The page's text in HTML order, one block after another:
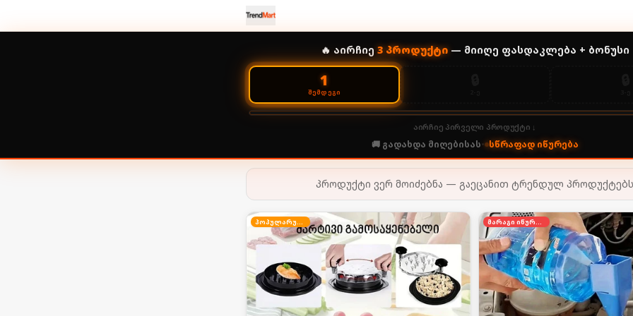
🔥 აირჩიე 3პროდუქტი— მიიღე ფასდაკლება + ბონუსი
1
ᲨᲔᲛᲓᲔᲒᲘ
აირჩიე პირველი პროდუქტი ↓
🚚 გადახდა მიღებისას• სწრაფად იწურება
პროდუქტი ვერ მოიძებნა — გაეცანით ტრენდულ პროდუქტებს
პოპულარული მარაგი იწურება